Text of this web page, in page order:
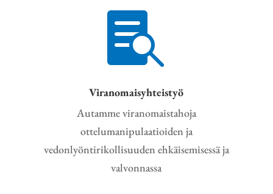

Viranomaisyhteistyö
Autamme viranomaistahoja
ottelumanipulaatioiden ja
vedonlyöntirikollisuuden ehkäisemisessä ja
valvonnassa